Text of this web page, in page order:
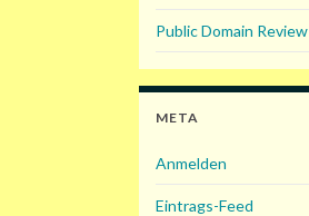
Public Domain Review
META
Anmelden
Eintrags-Feed